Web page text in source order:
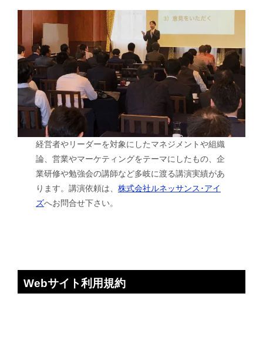
経営者やリーダーを対象にしたマネジメントや組織
論、営業やマーケティングをテーマにしたもの、企
業研修や勉強会の講師など多岐に渡る講演実績があ
ります。講演依頼は、株式会社ルネッサンス･アイ
ズへお問合せ下さい。
Webサイト利用規約